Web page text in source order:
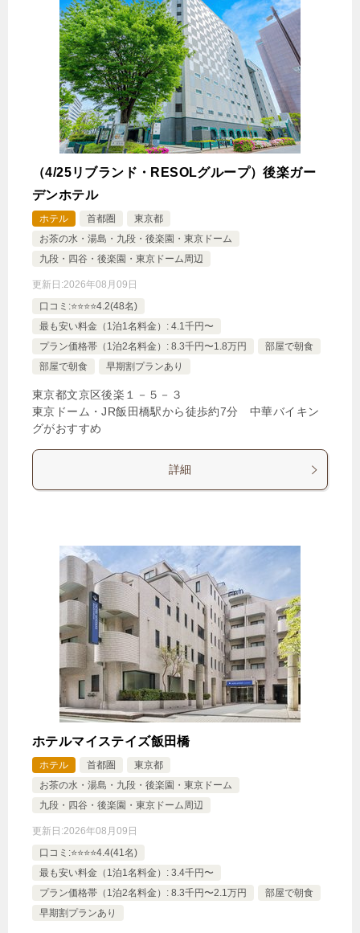
（4/25リブランド・RESOLグループ）後楽ガー
デンホテル
ホテル 首都圏
東京都
お茶の水・湯島・九段・後楽園・東京ドーム
九段・四谷・後楽園・東京ドーム周辺
更新日:2026年08月09日
口コミ:⭐️⭐️⭐️⭐️4.2(48名)
最も安い料金（1泊1名料金）: 4.1千円〜
プラン価格帯（1泊2名料金）: 8.3千円〜1.8万円
部屋で朝食
部屋で朝食
早期割プランあり
東京都文京区後楽１－５－３
東京ドーム・JR飯田橋駅から徒歩約7分 中華バイキン
グがおすすめ
詳細
ホテルマイステイズ飯田橋
ホテル 首都圏
東京都
お茶の水・湯島・九段・後楽園・東京ドーム
九段・四谷・後楽園・東京ドーム周辺
更新日:2026年08月09日
口コミ:⭐️⭐️⭐️⭐️4.4(41名)
最も安い料金（1泊1名料金）: 3.4千円〜
プラン価格帯（1泊2名料金）: 8.3千円〜2.1万円
部屋で朝食
早期割プランあり